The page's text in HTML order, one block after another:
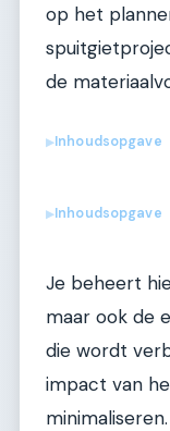
op het
de
▶Inhoudsopgave
▶Inhoudsopgave
Je beheert
maar ook de
die wordt
impact van